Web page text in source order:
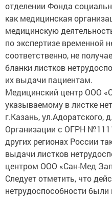
отделении Фонда
как медицинская
медицинскую
по экспертизе временной
соответственно, не
бланки листков
их выдачи пациентам.
Медицинский центр ООО
указываемому в листке
г.Казань, ул.Адоратского,
Организации с ОГРН
других регионах России
выдачи листков
центром ООО «Сан-Мед
Следует отметить, что
нетрудоспособности